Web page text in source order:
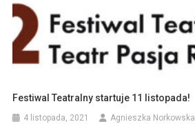
Festiwal Teatralny startuje 11 listopada!
4 listopada, 2021 Agnieszka Norkowska